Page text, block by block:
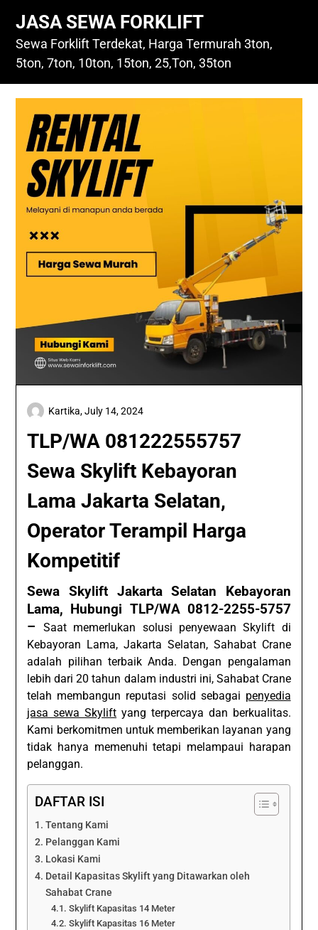
content
JASA SEWA FORKLIFT
Sewa Forklift Terdekat, Harga Termurah 3ton,
5ton, 7ton, 10ton, 15ton, 25,Ton, 35ton
TLP/WA 081222555757
Sewa Skylift Kebayoran
Lama Jakarta Selatan,
Operator Terampil Harga
Kompetitif
Kartika,July 14, 2024
Sewa Skylift Jakarta Selatan Kebayoran
Lama, Hubungi TLP/WA 0812-2255-5757
– Saat memerlukan solusi penyewaan Skylift di
Kebayoran Lama, Jakarta Selatan, Sahabat Crane
adalah pilihan terbaik Anda. Dengan pengalaman
lebih dari 20 tahun dalam industri ini, Sahabat Crane
telah membangun reputasi solid sebagai penyedia
jasa sewa Skylift yang terpercaya dan berkualitas.
Kami berkomitmen untuk memberikan layanan yang
tidak hanya memenuhi tetapi melampaui harapan
pelanggan.
DAFTAR ISI
Tentang Kami
Pelanggan Kami
Lokasi Kami
Detail Kapasitas Skylift yang Ditawarkan oleh
Sahabat Crane
Skylift Kapasitas 14 Meter
Skylift Kapasitas 16 Meter